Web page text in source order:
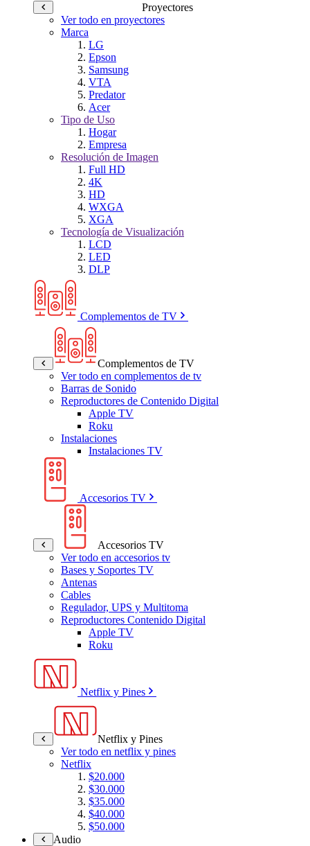
Proyectores
Ver todo en proyectores
Marca
LG
Epson
Samsung
VTA
Predator
Acer
Tipo de Uso
Hogar
Empresa
Resolución de Imagen
Full HD
4K
HD
WXGA
XGA
Tecnología de Visualización
LCD
LED
DLP
Complementos de TV
Complementos de TV
Ver todo en complementos de tv
Barras de Sonido
Reproductores de Contenido Digital
Apple TV
Roku
Instalaciones
Instalaciones TV
Accesorios TV
Accesorios TV
Ver todo en accesorios tv
Bases y Soportes TV
Antenas
Cables
Regulador, UPS y Multitoma
Reproductores Contenido Digital
Apple TV
Roku
Netflix y Pines
Netflix y Pines
Ver todo en netflix y pines
Netflix
$20.000
$30.000
$35.000
$40.000
$50.000
Audio